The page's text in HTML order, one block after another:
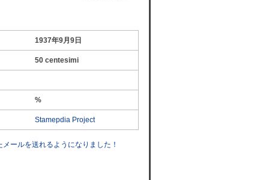
1937年9月9日
50 centesimi
%
Stamepdia Project
ールを送れるようになりました！